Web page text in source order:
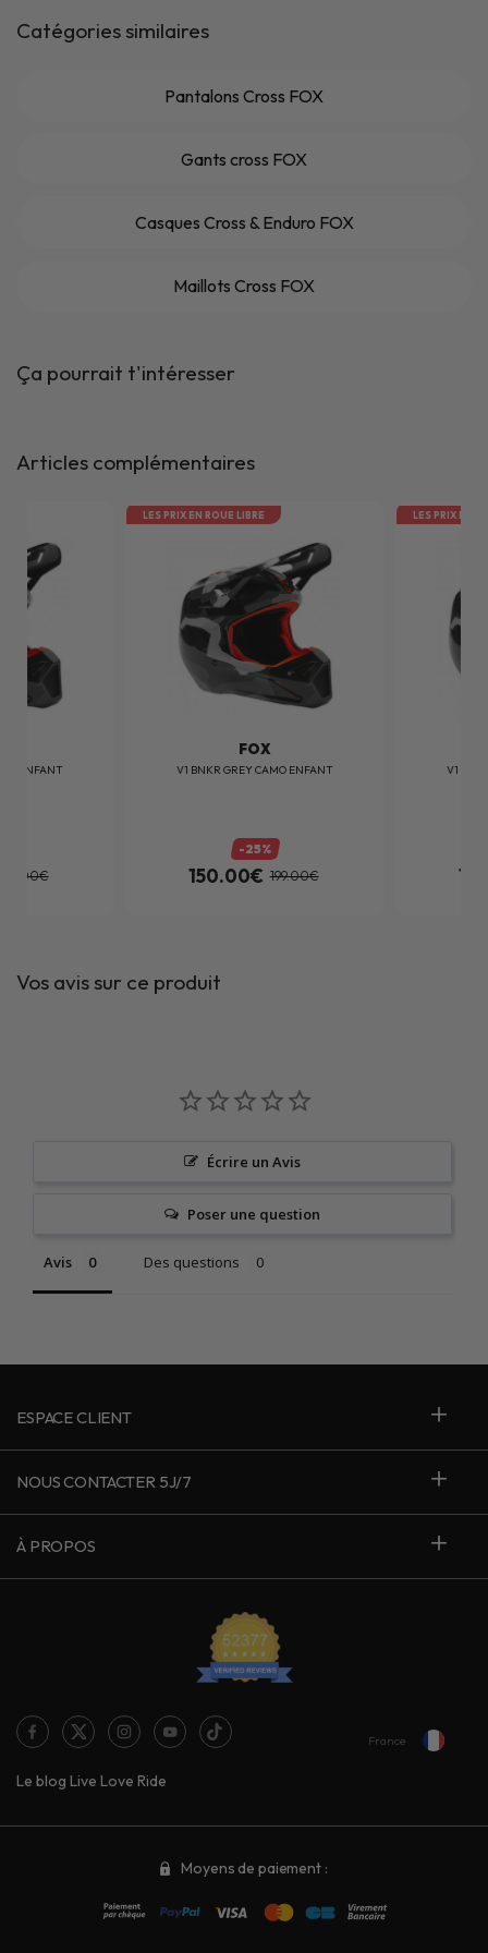
Catégories similaires
Pantalons Cross FOX
Gants cross FOX
Casques Cross & Enduro FOX
Maillots Cross FOX
Ça pourrait t'intéresser
Articles complémentaires
ENFANT
199.00€
LES PRIX EN ROUE LIBRE
FOX
V1 BNKR GREY CAMO ENFANT
-25%
150.00€ 199.00€
LES PRIX EN
V1
Vos avis sur ce produit
Écrire un Avis
Poser une question
Avis Des questions
ESPACE CLIENT
NOUS CONTACTER 5J/7
À PROPOS
Le blog Live Love Ride
France
Moyens de paiement :